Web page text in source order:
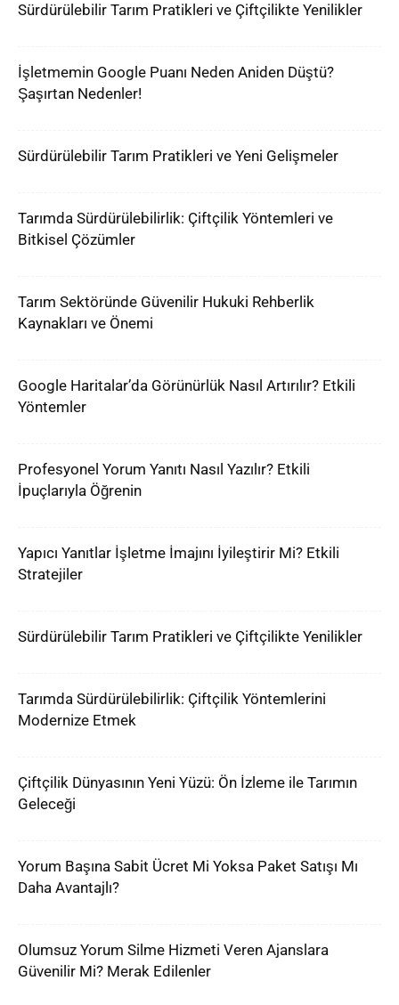
Sürdürülebilir Tarım Pratikleri ve Çiftçilikte Yenilikler
İşletmemin Google Puanı Neden Aniden Düştü?
Şaşırtan Nedenler!
Sürdürülebilir Tarım Pratikleri ve Yeni Gelişmeler
Tarımda Sürdürülebilirlik: Çiftçilik Yöntemleri ve
Bitkisel Çözümler
Tarım Sektöründe Güvenilir Hukuki Rehberlik
Kaynakları ve Önemi
Google Haritalar’da Görünürlük Nasıl Artırılır? Etkili
Yöntemler
Profesyonel Yorum Yanıtı Nasıl Yazılır? Etkili
İpuçlarıyla Öğrenin
Yapıcı Yanıtlar İşletme İmajını İyileştirir Mi? Etkili
Stratejiler
Sürdürülebilir Tarım Pratikleri ve Çiftçilikte Yenilikler
Tarımda Sürdürülebilirlik: Çiftçilik Yöntemlerini
Modernize Etmek
Çiftçilik Dünyasının Yeni Yüzü: Ön İzleme ile Tarımın
Geleceği
Yorum Başına Sabit Ücret Mi Yoksa Paket Satışı Mı
Daha Avantajlı?
Olumsuz Yorum Silme Hizmeti Veren Ajanslara
Güvenilir Mi? Merak Edilenler